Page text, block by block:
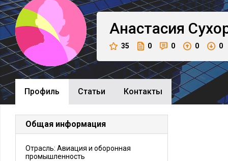
Анастасия
35 0 0 0 0
Профиль Cтатьи Контакты
Общая информация
Отрасль: Авиация и оборонная
промышленность